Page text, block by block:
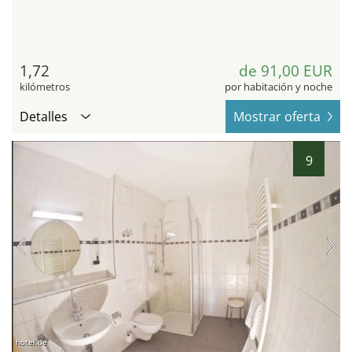
1,72
kilómetros
de 91,00 EUR
por habitación y noche
Detalles Mostrar oferta
9
hotel.de